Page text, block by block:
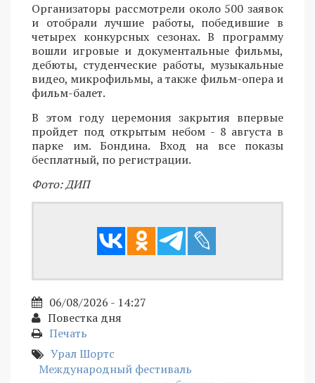
Организаторы рассмотрели около 500 заявок
и отобрали лучшие работы, победившие в
четырех конкурсных сезонах. В программу
вошли игровые и документальные фильмы,
дебюты, студенческие работы, музыкальные
видео, микрофильмы, а также фильм-опера и
фильм-балет.
В этом году церемония закрытия впервые
пройдет под открытым небом - 8 августа в
парке им. Бондина. Вход на все показы
бесплатный, по регистрации.
Фото: ДИП
06/08/2026 - 14:27
Повестка дня
Печать
Урал Шортс
Международный фестиваль